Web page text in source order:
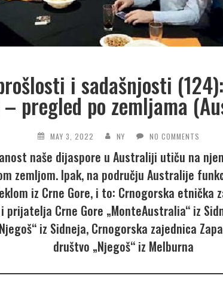
i sadašnjosti
– pregled po zemljama
MAY 3, 2022 NY NO COMMENTS
naše dijaspore u Australiji utiču na
zemljom. Ipak, na području Australije
iz Crne Gore, i to: Crnogorska etnička
prijatelja Crne Gore „MonteAustralia“ iz
iz Sidneja, Crnogorska zajednica
društvo „Njegoš“ iz Melburna